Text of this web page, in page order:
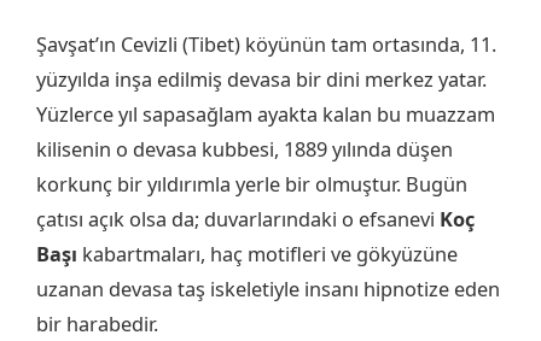
Şavşat’ın Cevizli (Tibet) köyünün tam ortasında, 11.
yüzyılda inşa edilmiş devasa bir dini merkez yatar.
Yüzlerce yıl sapasağlam ayakta kalan bu muazzam
kilisenin o devasa kubbesi, 1889 yılında düşen
korkunç bir yıldırımla yerle bir olmuştur. Bugün
çatısı açık olsa da; duvarlarındaki o efsanevi Koç
Başı kabartmaları, haç motifleri ve gökyüzüne
uzanan devasa taş iskeletiyle insanı hipnotize eden
bir harabedir.